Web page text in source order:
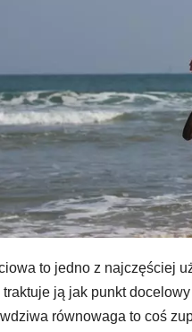
to jedno z najczęściej
ją jak punkt
równowaga to coś